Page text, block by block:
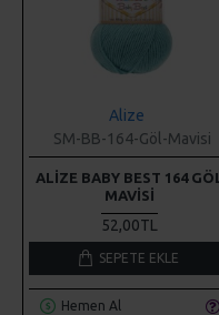
Alize
SM-BB-164-Göl-Mavisi
ALIZE BABY BEST 164 GÖL
MAVISI
52,00TL
SEPETE EKLE
Hemen Al